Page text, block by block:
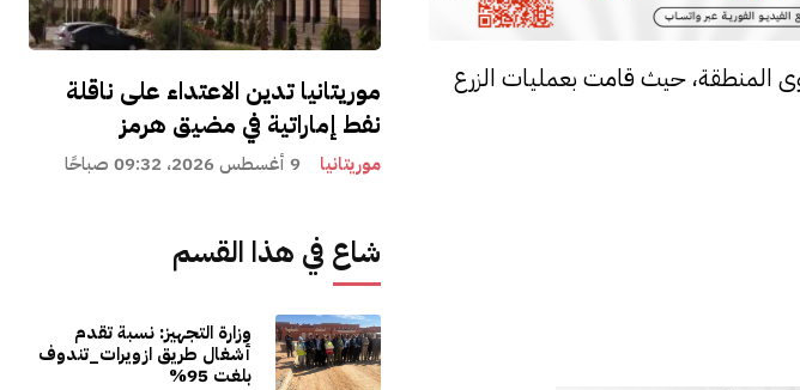
موريتانيا تدين الاعتداء على ناقلة
نفط إماراتية في مضيق هرمز
موريتانيا 9 أغسطس 2026، 09:32 صباحًا
شاع في هذا القسم
وزارة التجهيز: نسبة تقدم
أشغال طريق ازويرات_تندوف
بلغت 95%
المنطقة، حيث قامت بعمليات الزرع